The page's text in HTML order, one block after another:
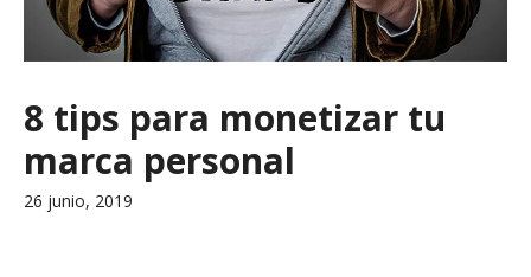
8 tips para monetizar tu
marca personal
26 junio, 2019